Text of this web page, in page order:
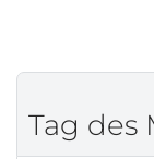
Tag des